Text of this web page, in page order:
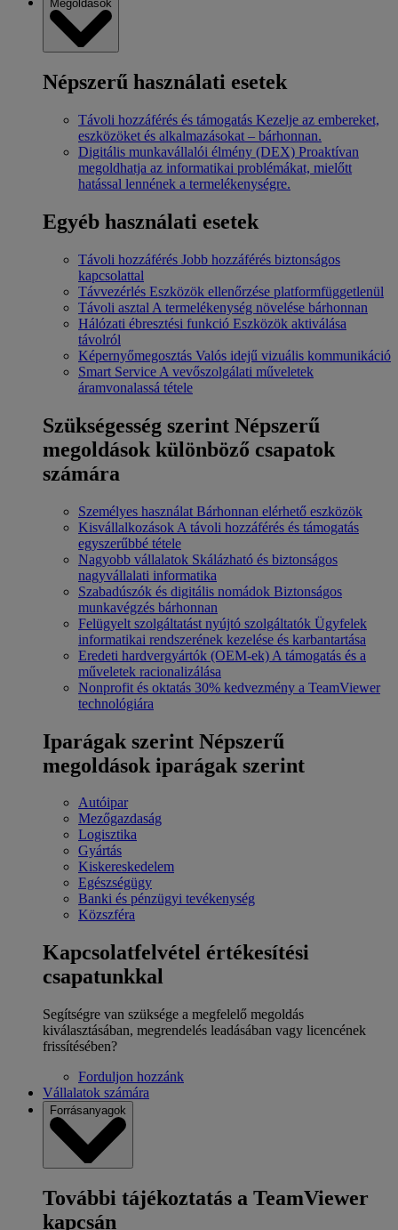
Megoldások
Népszerű használati esetek
Távoli hozzáférés és támogatás Kezelje az embereket,
eszközöket és alkalmazásokat – bárhonnan.
Digitális munkavállalói élmény (DEX) Proaktívan
megoldhatja az informatikai problémákat, mielőtt
hatással lennének a termelékenységre.
Egyéb használati esetek
Távoli hozzáférés Jobb hozzáférés biztonságos
kapcsolattal
Távvezérlés Eszközök ellenőrzése platformfüggetlenül
Távoli asztal A termelékenység növelése bárhonnan
Hálózati ébresztési funkció Eszközök aktiválása
távolról
Képernyőmegosztás Valós idejű vizuális kommunikáció
Smart Service A vevőszolgálati műveletek
áramvonalassá tétele
Szükségesség szerint Népszerű
megoldások különböző csapatok
számára
Személyes használat Bárhonnan elérhető eszközök
Kisvállalkozások A távoli hozzáférés és támogatás
egyszerűbbé tétele
Nagyobb vállalatok Skálázható és biztonságos
nagyvállalati informatika
Szabadúszók és digitális nomádok Biztonságos
munkavégzés bárhonnan
Felügyelt szolgáltatást nyújtó szolgáltatók Ügyfelek
informatikai rendszerének kezelése és karbantartása
Eredeti hardvergyártók (OEM-ek) A támogatás és a
műveletek racionalizálása
Nonprofit és oktatás 30% kedvezmény a TeamViewer
technológiára
Iparágak szerint Népszerű
megoldások iparágak szerint
Autóipar
Mezőgazdaság
Logisztika
Gyártás
Kiskereskedelem
Egészségügy
Banki és pénzügyi tevékenység
Közszféra
Kapcsolatfelvétel értékesítési
csapatunkkal
Segítségre van szüksége a megfelelő megoldás
kiválasztásában, megrendelés leadásában vagy licencének
frissítésében?
Forduljon hozzánk
Vállalatok számára
Forrásanyagok
További tájékoztatás a TeamViewer
kapcsán